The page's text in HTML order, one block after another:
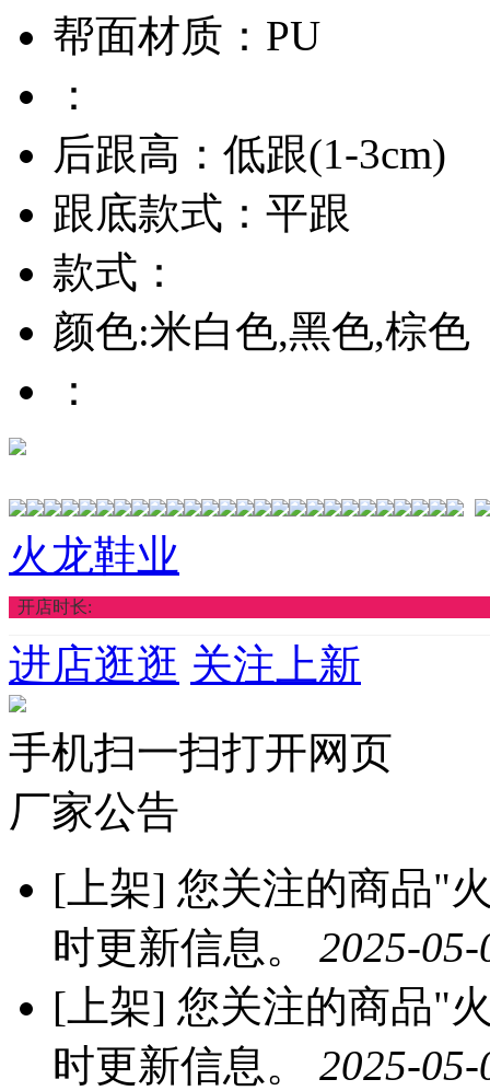
帮面材质：PU
：
后跟高：低跟(1-3cm)
跟底款式：平跟
款式：
颜色:米白色,黑色,棕色
：
火龙鞋业
开店时长:
进店逛逛 关注上新
手机扫一扫打开网页
厂家公告
[上架] 您关注的商品"
时更新信息。 2025-
[上架] 您关注的商品"
时更新信息。 2025-